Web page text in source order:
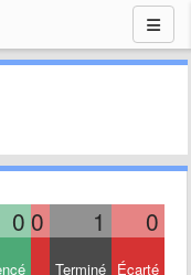
0 0 1 0
Terminé Écarté